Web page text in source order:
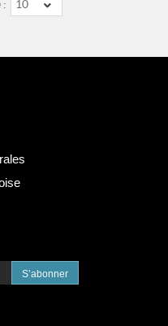
: 10
S’abonner